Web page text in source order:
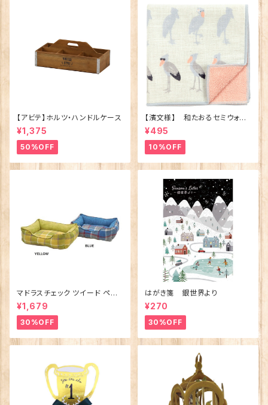
【アビテ】ホルツ・ハンドルケース
¥1,375
50%OFF
【濱文様】 和たおるセミウォッ
シュ ごきげんハシビロコウ
(日本製)
¥495
10%OFF
マドラスチェック ツイード ペット
ベッド（犬猫用）M
¥1,679
30%OFF
はがき箋 銀世界より
¥270
30%OFF